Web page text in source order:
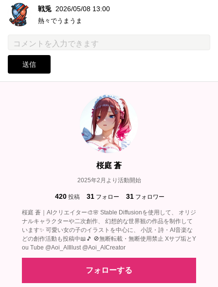
戦兎 2026/05/08 13:00
熱々でうまうま
送信
桜庭 蒼
2025年2月より活動開始
420 投稿 31 フォロー 31 フォロワー
桜庭 蒼｜AIクリエイター🎨🌸 Stable Diffusionを使用して、 オリジ
ナルキャラクターや二次創作、 幻想的な世界観の作品を制作して
います✨ 可愛い女の子のイラストを中心に、 小説・詩・AI音楽な
どの創作活動も投稿中📖🎵 🚫無断転載・無断使用禁止 Xサブ垢とY
ou Tube @Aoi_AIIllust @Aoi_AICreator
フォローする